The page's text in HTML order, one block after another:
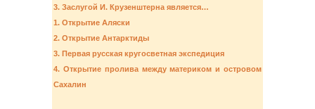
3. Заслугой И. Крузенштерна является…
1. Открытие Аляски
2. Открытие Антарктиды
3. Первая русская кругосветная экспедиция
4. Открытие пролива между материком и островом
Сахалин